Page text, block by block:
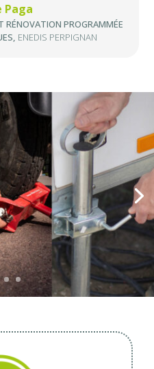
Paga
RÉNOVATION PROGRAMMÉE
ENEDIS PERPIGNAN